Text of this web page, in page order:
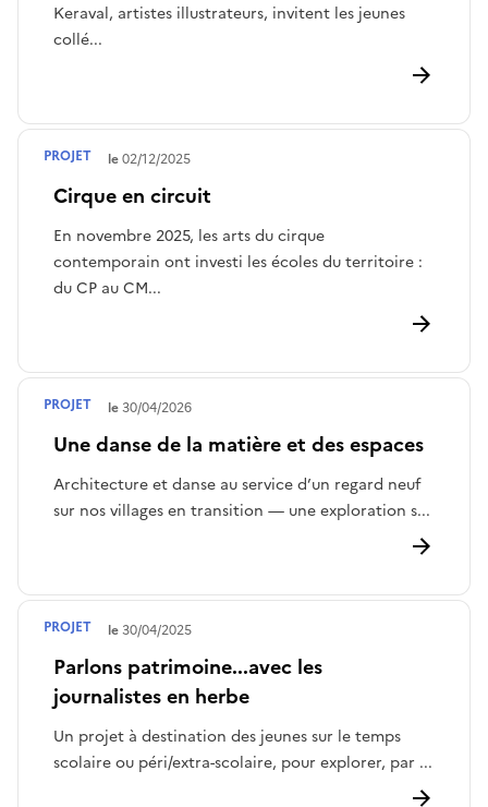
Keraval, artistes illustrateurs, invitent les jeunes
collé...
Cirque en circuit
En novembre 2025, les arts du cirque
contemporain ont investi les écoles du territoire :
du CP au CM...
Terminé le02/12/2025
PROJET
Une danse de la matière et des espaces
Architecture et danse au service d’un regard neuf
sur nos villages en transition — une exploration s...
Terminé le30/04/2026
PROJET
Parlons patrimoine...avec les
journalistes en herbe
Un projet à destination des jeunes sur le temps
scolaire ou péri/extra-scolaire, pour explorer, par ...
Terminé le30/04/2025
PROJET